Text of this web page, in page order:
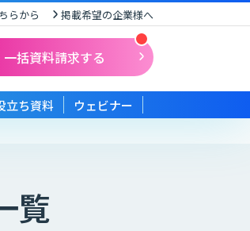
らから 掲載希望の企業様へ
一括資料請求する
立ち資料 ウェビナー
覧